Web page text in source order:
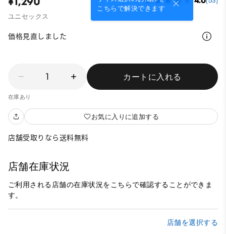
こちらで解決できます
ユニセックス
価格見直しました
1 カートに入れる
在庫あり
お気に入りに追加する
店舗受取りなら送料無料
店舗在庫状況
ご利用される店舗の在庫状況をこちらで確認することができま
す。
店舗を選択する